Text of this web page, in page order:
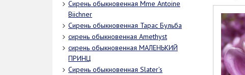
Сирень обыкновенная Mme Antoine
Biichner
Сирень обыкновенная Тарас Бульба
сирень обыкновенная Amethyst
сирень обыкновенная МАЛЕНЬКИЙ
ПРИНЦ
Сирень обыкновенная Slater’s